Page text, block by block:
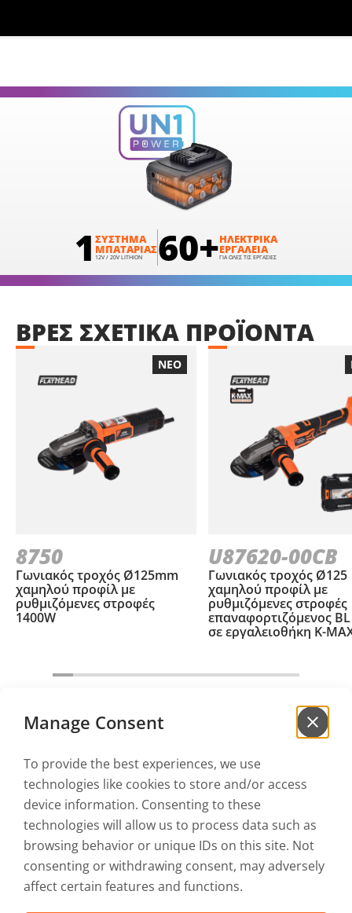
Manage Consent
To provide the best experiences, we use
technologies like cookies to store and/or access
device information. Consenting to these
technologies will allow us to process data such as
browsing behavior or unique IDs on this site. Not
consenting or withdrawing consent, may adversely
affect certain features and functions.
1 ΣΥΣΤΗΜΑ
ΜΠΑΤΑΡΙΑΣ
12V / 20V LITHION 60+ΗΛΕΚΤΡΙΚΑ
ΕΡΓΑΛΕΙΑ
ΓΙΑ ΟΛΕΣ ΤΙΣ ΕΡΓΑΣΙΕΣ
ΝΕΟ
8750
Γωνιακός τροχός Ø125mm
χαμηλού προφίλ με
ρυθμιζόμενες στροφές
1400W
U87620-00CB
Γωνιακός τροχός Ø125
χαμηλού προφίλ με
ρυθμιζόμενες στροφές
επαναφορτιζόμενος
σε εργαλειοθήκη Κ-
ΒΡΕΣ ΣΧΕΤΙΚΑ ΠΡΟΪΟΝΤΑ
Γράψου στοnewsletter
για να μαθαίνεις πρώτος τα νέα μας!
Αποδέχομαι την Πολιτική Απορρήτουκαι τους
Όρους Χρήσης